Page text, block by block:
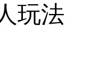
玩法